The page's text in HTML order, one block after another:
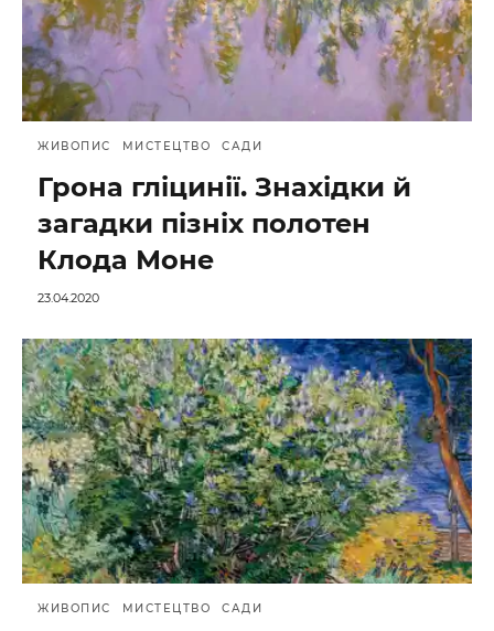
ЖИВОПИС МИСТЕЦТВО САДИ
Грона гліцинії. Знахідки й
загадки пізніх полотен
Клода Моне
23.04.2020
ЖИВОПИС МИСТЕЦТВО САДИ